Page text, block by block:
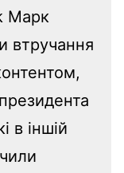
Марк
втручання
в іншій